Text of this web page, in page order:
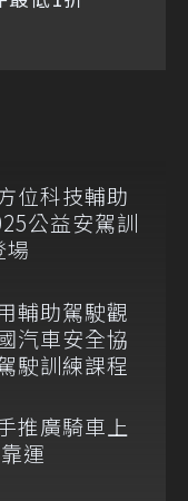
位科技輔助
公益安駕訓
場
輔助駕駛觀
汽車安全協
駛訓練課程
推廣騎車上
運